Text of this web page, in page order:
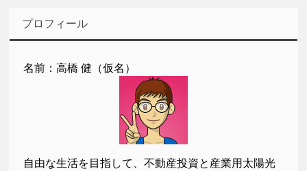
プロフィール
名前：高橋 健（仮名）
自由な生活を目指して、不動産投資と産業用太陽光